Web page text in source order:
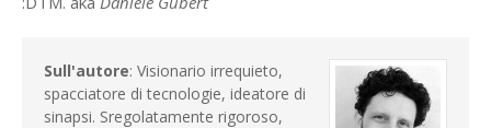
Sull'autore: Visionario irrequieto,
spacciatore di tecnologie, ideatore di
sinapsi. Sregolatamente rigoroso,